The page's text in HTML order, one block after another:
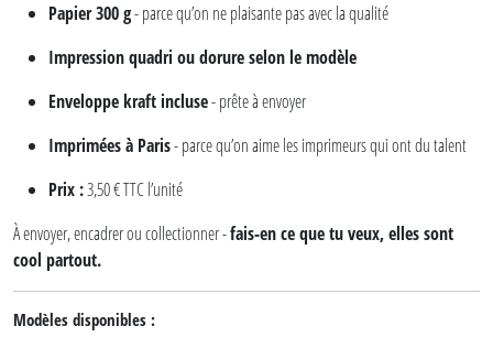
Papier 300 g- parce qu’on ne plaisante pas avec la qualité
Impression quadri ou dorure selon le modèle
Enveloppe kraft incluse- prête à envoyer
Imprimées à Paris- parce qu’on aime les imprimeurs qui ont du talent
Prix :3,50 € TTC l’unité
À envoyer, encadrer ou collectionner -fais-en ce que tu veux, elles sont
cool partout.
Modèles disponibles :